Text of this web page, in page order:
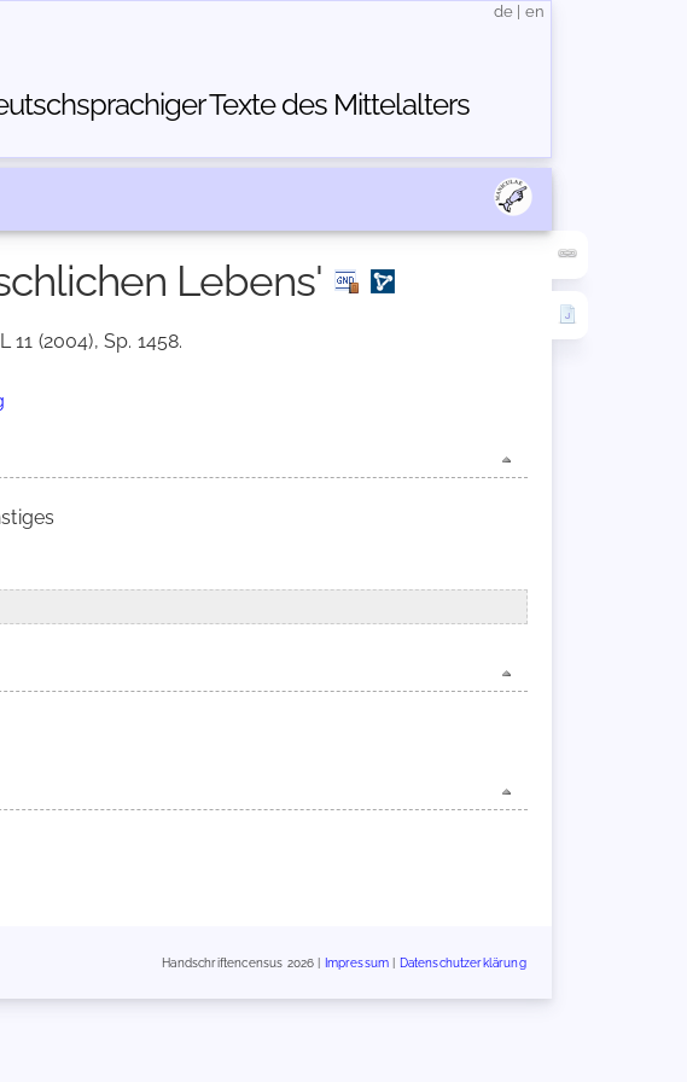
Texte des Mittelalters
de en
Lebens'
11 (2004), Sp. 1458.
Handschriftencensus 2026 | Impressum Datenschutzerklärung